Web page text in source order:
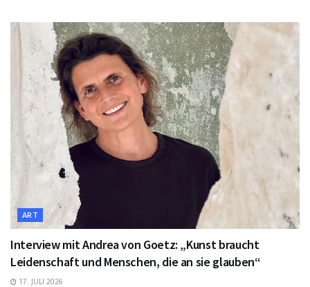
ART
Interview mit Andrea von Goetz: „Kunst braucht
Leidenschaft und Menschen, die an sie glauben“
17. JULI 2026